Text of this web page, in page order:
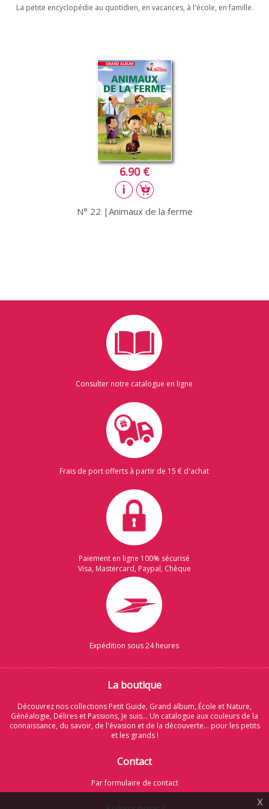
x
La petite encyclopédie au quotidien, en vacances, à l'école, en famille.
6.90 €
N° 22 |Animaux de la ferme
Consulter notre catalogue en ligne
Frais de port offerts à partir de 15 € d'achat
Paiement en ligne 100% sécurisé
Visa, Mastercard, Paypal, Chèque
Expédition sous 24 heures
La boutique
Découvrez nos collections Petit Guide, Grand album, École et Nature,
Généalogie, Délires et Passions, Je suis... Un catalogue aux couleurs de la
connaissance, du savoir, de l'évasion et de la découverte... pour les petits
et les grands !
Contact
Par formulaire de contact